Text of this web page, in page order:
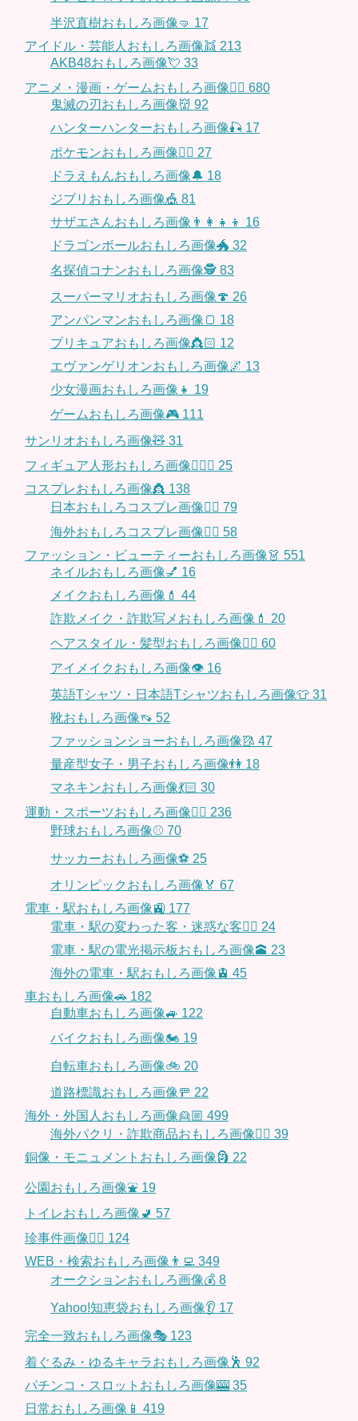
半沢直樹おもしろ画像🤜 17
アイドル・芸能人おもしろ画像👯 213
AKB48おもしろ画像💘 33
アニメ・漫画・ゲームおもしろ画像🧚‍♀️ 680
鬼滅の刃おもしろ画像👹 92
ハンターハンターおもしろ画像🎣 17
ポケモンおもしろ画像🤹‍♂️ 27
ドラえもんおもしろ画像🔔 18
ジブリおもしろ画像🎪 81
サザエさんおもしろ画像👨‍👩‍👧‍👦 16
ドラゴンボールおもしろ画像🐲 32
名探偵コナンおもしろ画像🕵️ 83
スーパーマリオおもしろ画像🍄 26
アンパンマンおもしろ画像🍞 18
プリキュアおもしろ画像👸🏻 12
エヴァンゲリオンおもしろ画像🌌 13
少女漫画おもしろ画像👧 19
ゲームおもしろ画像🎮 111
サンリオおもしろ画像🧸 31
フィギュア人形おもしろ画像🧍🏼‍♂️ 25
コスプレおもしろ画像👸 138
日本おもしろコスプレ画像🧝‍♀️ 79
海外おもしろコスプレ画像🧝‍♂️ 58
ファッション・ビューティーおもしろ画像👗 551
ネイルおもしろ画像💅 16
メイクおもしろ画像💄 44
詐欺メイク・詐欺写メおもしろ画像💄 20
ヘアスタイル・髪型おもしろ画像👱‍♀️ 60
アイメイクおもしろ画像👁 16
英語Tシャツ・日本語Tシャツおもしろ画像👕 31
靴おもしろ画像👡 52
ファッションショーおもしろ画像🥻 47
量産型女子・男子おもしろ画像👫 18
マネキンおもしろ画像💃🏻 30
運動・スポーツおもしろ画像🏃‍♂️ 236
野球おもしろ画像⚾ 70
サッカーおもしろ画像⚽️ 25
オリンピックおもしろ画像🏅 67
電車・駅おもしろ画像🚉 177
電車・駅の変わった客・迷惑な客🤦‍♀️ 24
電車・駅の電光掲示板おもしろ画像🕋 23
海外の電車・駅おもしろ画像🚊 45
車おもしろ画像🚗 182
自動車おもしろ画像🚙 122
バイクおもしろ画像🏍 19
自転車おもしろ画像🚲 20
道路標識おもしろ画像🚥 22
海外・外国人おもしろ画像👱🏼 499
海外パクリ・詐欺商品おもしろ画像🙅‍♀️ 39
銅像・モニュメントおもしろ画像🗿 22
公園おもしろ画像⛲️ 19
トイレおもしろ画像🚽 57
珍事件画像👮‍♂️ 124
WEB・検索おもしろ画像👨‍💻 349
オークションおもしろ画像💰 8
Yahoo!知恵袋おもしろ画像👂 17
完全一致おもしろ画像🎭 123
着ぐるみ・ゆるキャラおもしろ画像🕺 92
パチンコ・スロットおもしろ画像🎰 35
日常おもしろ画像📱 419